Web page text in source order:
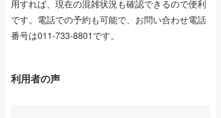
用すれば、現在の混雑状況も確認できるので便利
です。電話での予約も可能で、お問い合わせ電話
番号は011-733-8801です。
利用者の声